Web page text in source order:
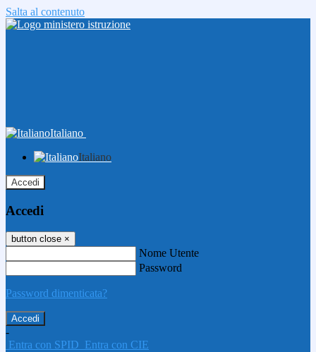
Salta al contenuto
Italiano
Italiano
Accedi
Accedi
button close ×
Nome Utente
Password
Password dimenticata?
-
Entra con SPID Entra con CIE